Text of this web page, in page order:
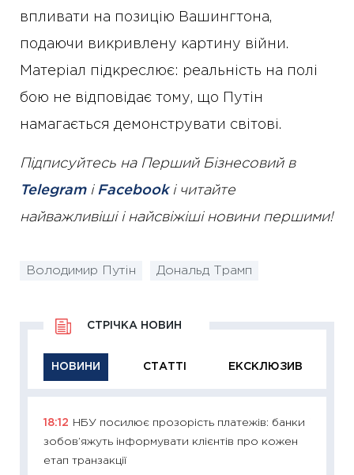
впливати на позицію Вашингтона,
подаючи викривлену картину війни.
Матеріал підкреслює: реальність на полі
бою не відповідає тому, що Путін
намагається демонструвати світові.
Підписуйтесь на Перший Бізнесовий в
Telegramі Facebookі читайте
найважливіші і найсвіжіші новини першими!
Володимир Путін Дональд Трамп
НОВИНИ СТАТТІ ЕКСКЛЮЗИВ
СТРІЧКА НОВИН
18:12
НБУ посилює прозорість платежів: банки
зобов’яжуть інформувати клієнтів про кожен
етап транзакції